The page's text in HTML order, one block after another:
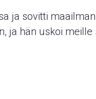
ja sovitti
ja hän uskoi